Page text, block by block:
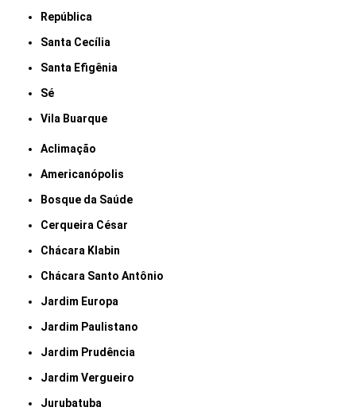
República
Santa Cecília
Santa Efigênia
Sé
Vila Buarque
Aclimação
Americanópolis
Bosque da Saúde
Cerqueira César
Chácara Klabin
Chácara Santo Antônio
Jardim Europa
Jardim Paulistano
Jardim Prudência
Jardim Vergueiro
Jurubatuba